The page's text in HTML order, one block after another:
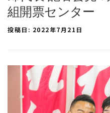
組開票センター
投稿日: 2022年7月21日